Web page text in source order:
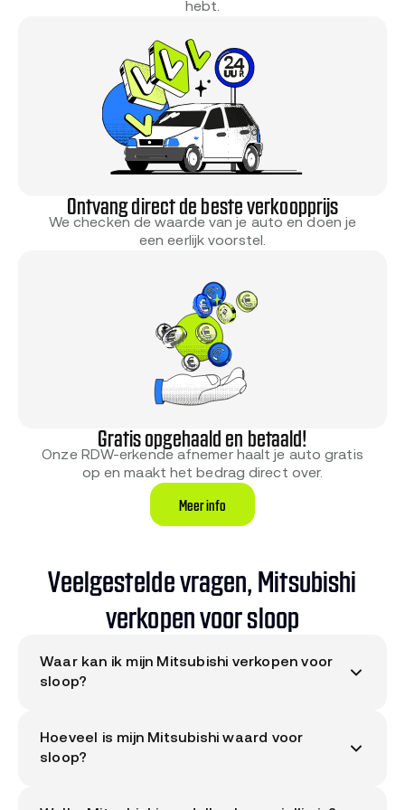
hebt.
Ontvang direct de beste verkoopprijs
We checken de waarde van je auto en doen je
een eerlijk voorstel.
Gratis opgehaald en betaald!
Onze RDW-erkende afnemer haalt je auto gratis
op en maakt het bedrag direct over.
Meer info
Veelgestelde vragen, Mitsubishi
verkopen voor sloop
Waar kan ik mijn Mitsubishi verkopen voor
sloop?
binnen 30 seconden de verkoopprijs voor jouw
Mitsubishi. Een RDW-erkende afnemer haalt de
Hoeveel is mijn Mitsubishi waard voor
sloop?